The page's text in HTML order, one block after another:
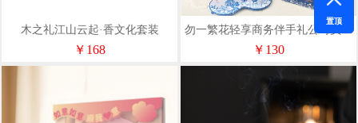
木之礼江山云起·香文化套装
￥168
勿一繁花轻享商务伴手礼公司员工
福利入职礼蓝牙音响香薰套装礼盒
￥130
置顶